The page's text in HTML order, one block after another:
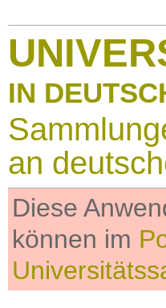
IN
an
Diese
können im